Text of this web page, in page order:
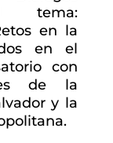
tema:
en la
en el
con
de la
y la